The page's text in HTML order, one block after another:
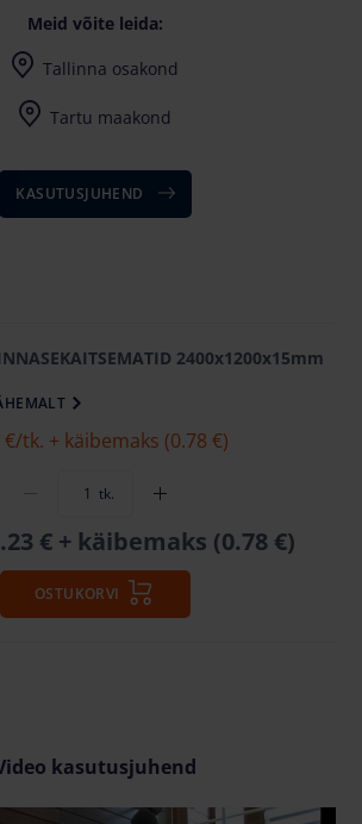
Meid võite leida:
Tallinna osakond
Tartu maakond
KASUTUSJUHEND
2400x1200x15mm
€/tk. + käibemaks (0.78 €)
tk.
€ + käibemaks (0.78 €)
OSTUKORVI
kasutusjuhend